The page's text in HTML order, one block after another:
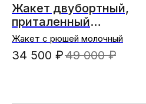
Жакет двубортный,
приталенный
Валлетта
Жакет с рюшей молочный
34 500 ₽49 000 ₽